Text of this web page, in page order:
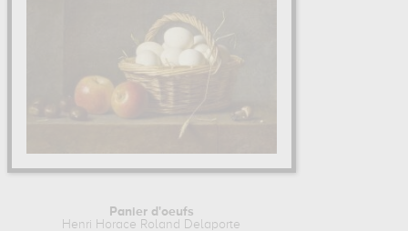
Panier d'oeufs
Henri Horace Roland Delaporte